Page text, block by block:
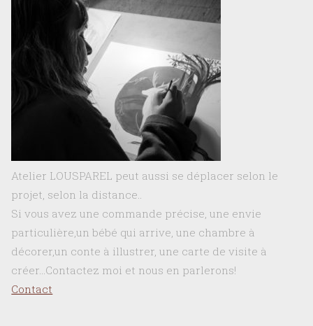
Atelier LOUSPAREL peut aussi se déplacer selon le
projet, selon la distance..
Si vous avez une commande précise, une envie
particulière,un bébé qui arrive, une chambre à
décorer,un conte à illustrer, une carte de visite à
créer…Contactez moi et nous en parlerons!
Contact